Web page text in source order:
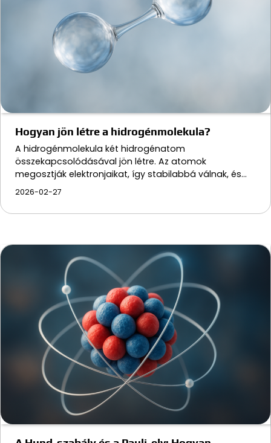
Hogyan jön létre a hidrogénmolekula?
A hidrogénmolekula két hidrogénatom
összekapcsolódásával jön létre. Az atomok
megosztják elektronjaikat, így stabilabbá válnak, és…
2026-02-27